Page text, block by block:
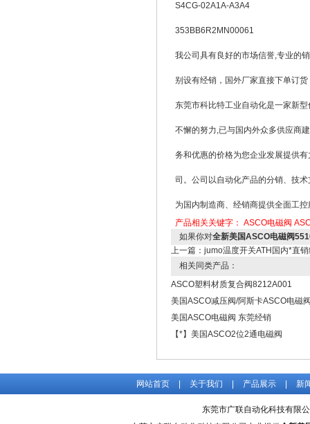
S4CG-02A1A-A3A4
353BB6R2MN00061
我公司具有良好的市场信誉,专业的
别设有经销，国外厂家直接下单订
东莞市科比特工业自动化是一家新
不懈的努力,已与国内外众多供应商
务和优惠的价格为您企业发展提供
司。公司以自动化产品的分销、技
为国内制造商、经销商提供全面工
产品相关关键字： ASCO电磁阀
如果你对全新美国ASCO电磁阀
上一篇： jumo温度开关ATH国内*直
相关同类产品：
ASCO塑料材质复合阀8212A001
美国ASCO减压阀/阿斯卡ASCO电磁
美国ASCO电磁阀 东莞经销
【*】美国ASCO2位2通电磁阀
网站首页 关于我们 产品展示 新
东莞市广联自动化科技有限